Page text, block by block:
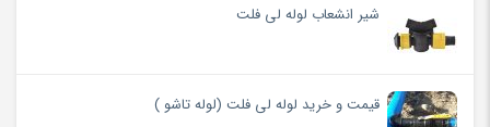
شیر انشعاب لوله لی فلت
قیمت و خرید لوله لی فلت (لوله تاشو )